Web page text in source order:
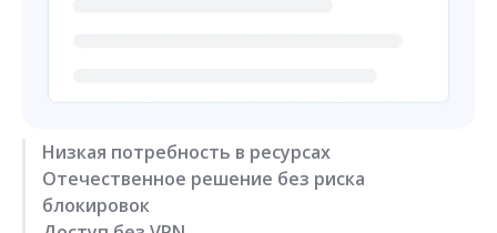
Низкая потребность в ресурсах
Оптимизированная платформа не «тормозит» даже
при множестве открытых вкладок в браузере
Отечественное решение без риска
блокировок